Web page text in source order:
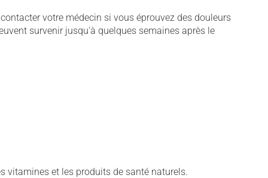
votre médecin si vous éprouvez des douleurs
survenir jusqu'à quelques semaines après le
vitamines et les produits de santé naturels.